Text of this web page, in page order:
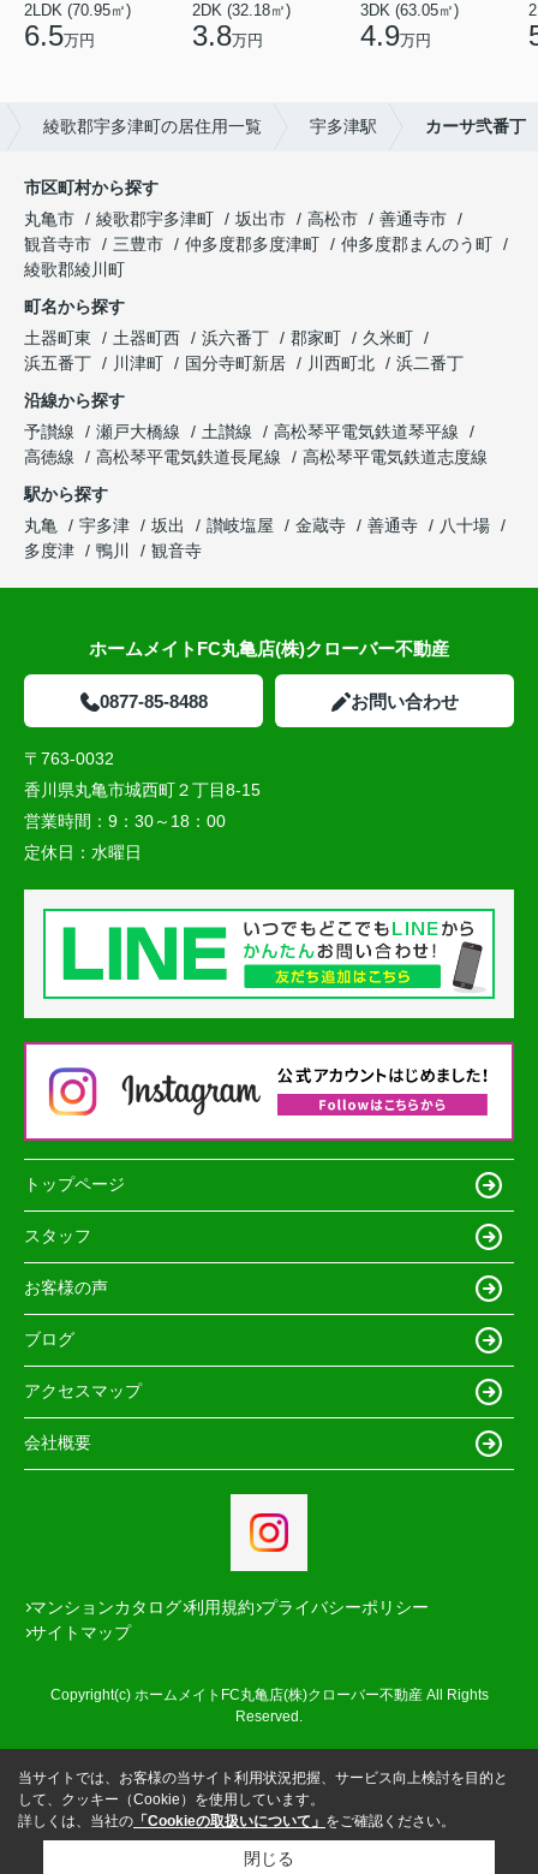
2LDK (70.95㎡)
6.5万円
2DK (32.18㎡)
3.8万円
3DK (63.05㎡)
4.9万円
綾歌郡宇多津町の居住用一覧 宇多津駅 カーサ弐番丁
市区町村から探す
丸亀市
綾歌郡宇多津町 坂出市 高松市
善通寺市
観音寺市
三豊市 仲多度郡多度津町
仲多度郡まんのう町
綾歌郡綾川町
町名から探す
土器町東
土器町西 浜六番丁 郡家町
久米町
浜五番丁
川津町 国分寺町新居 川西町北
浜二番丁
沿線から探す
予讃線
瀬戸大橋線 土讃線
高松琴平電気鉄道琴平線
高徳線
高松琴平電気鉄道長尾線
高松琴平電気鉄道志度線
駅から探す
丸亀
宇多津 坂出 讃岐塩屋 金蔵寺 善通寺
八十場
多度津
鴨川 観音寺
ホームメイトFC丸亀店(株)クローバー不動産
0877-85-8488 お問い合わせ
〒763-0032
香川県丸亀市城西町２丁目8-15
営業時間： 9：30～18：00
定休日： 水曜日
トップページ
スタッフ
お客様の声
ブログ
アクセスマップ
会社概要
マンションカタログ 利用規約 プライバシーポリシー
サイトマップ
Copyright(c) ホームメイトFC丸亀店(株)クローバー不動産 All Rights
Reserved.
当サイトでは、お客様の当サイト利用状況把握、サービス向上検討を目的と
して、クッキー（Cookie）を使用しています。
詳しくは、当社の 「Cookieの取扱いについて」 をご確認ください。
閉じる